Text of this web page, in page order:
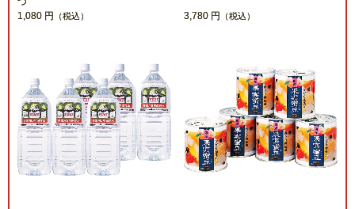
1,080 円
（税込） 3,780 円 （税込）